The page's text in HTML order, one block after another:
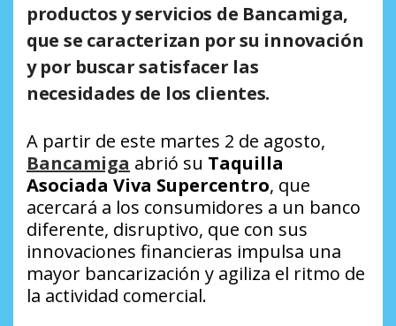
productos y servicios de Bancamiga,
que se caracterizan por su innovación
y por buscar satisfacer las
necesidades de los clientes.
A partir de este martes 2 de agosto,
Bancamiga abrió su Taquilla
Asociada Viva Supercentro, que
acercará a los consumidores a un banco
diferente, disruptivo, que con sus
innovaciones financieras impulsa una
mayor bancarización y agiliza el ritmo de
la actividad comercial.